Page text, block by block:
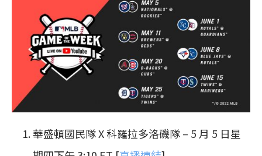
華盛頓國民隊 X 科羅拉多洛磯隊 – 5 月 5 日星